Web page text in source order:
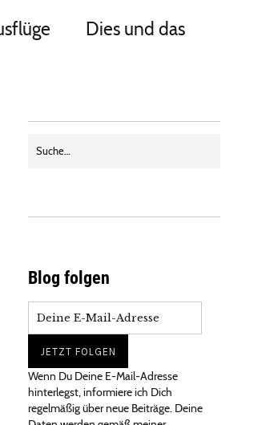
Dies und das
Blog folgen
Wenn Du Deine E-Mail-Adresse
hinterlegst, informiere ich Dich
regelmäßig über neue Beiträge. Deine